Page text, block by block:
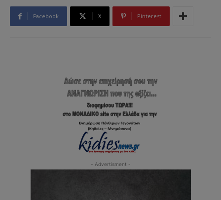
Facebook X Pinterest
- Advertisment -